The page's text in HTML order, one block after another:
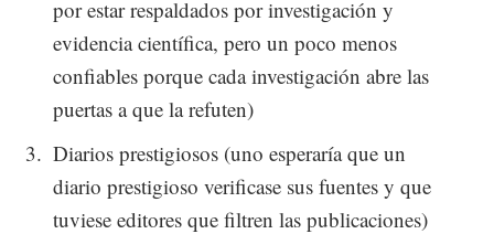
por estar respaldados por investigación y
evidencia científica, pero un poco menos
confiables porque cada investigación abre las
puertas a que la refuten)
Diarios prestigiosos (uno esperaría que un
diario prestigioso verificase sus fuentes y que
tuviese editores que filtren las publicaciones)